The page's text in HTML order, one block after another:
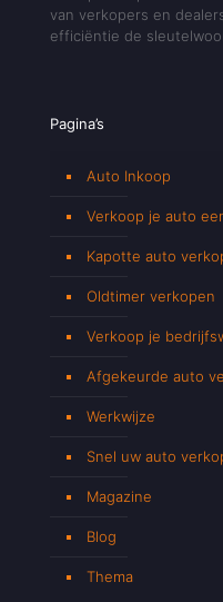
van verkopers en
efficiëntie de
Pagina’s
Auto Inkoop
Verkoop je auto
Kapotte auto
Oldtimer verkopen
Verkoop je
Afgekeurde auto
Werkwijze
Snel uw auto
Magazine
Blog
Thema